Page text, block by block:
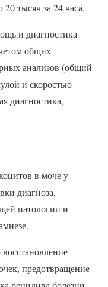
тысяч за 24 часа.
и диагностика
общих
анализов (общий
и скоростью
диагностика,
в моче у
диагноза,
патологии и
предотвращение